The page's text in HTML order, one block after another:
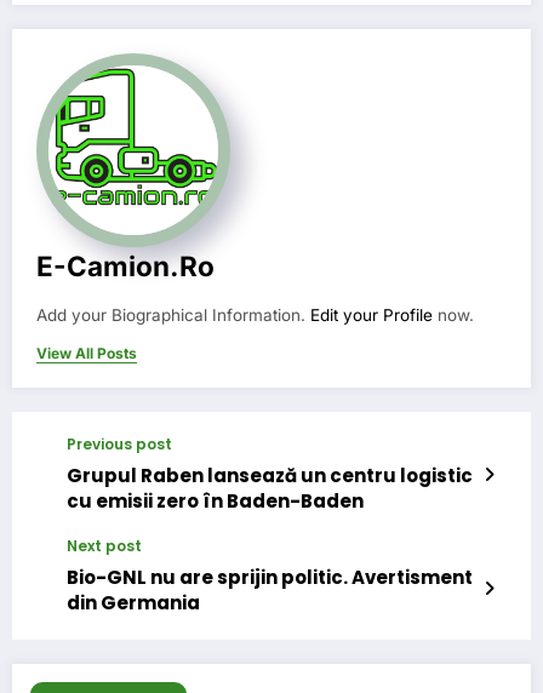
E-Camion.ro
Add your Biographical Information. Edit your Profile now.
View All Posts
Previous post
Grupul Raben lansează un centru logistic
cu emisii zero în Baden-Baden
Next post
Bio-GNL nu are sprijin politic. Avertisment
din Germania